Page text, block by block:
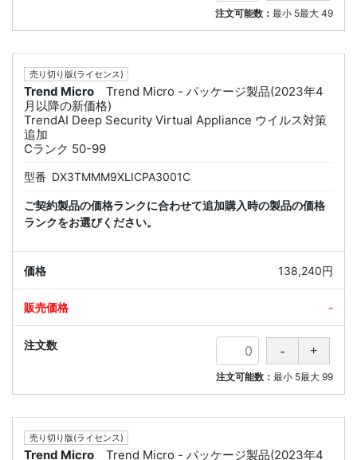
注文可能数： 最小 5最大 49
売り切り版(ライセンス)
Trend Micro
Trend Micro - パッケージ製品(2023年4
月以降の新価格)
TrendAI Deep Security Virtual Appliance ウイルス対策
追加
Cランク 50-99
型番 DX3TMMM9XLICPA3001C
ご契約製品の価格ランクに合わせて追加購入時の製品の価格
ランクをお選びください。
138,240円
-
注文可能数： 最小 5最大 99
売り切り版(ライセンス)
Trend Micro Trend Micro - パッケージ製品(2023年4